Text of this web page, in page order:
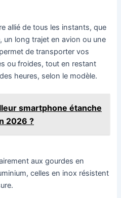
allié de tous les instants, que
un long trajet en avion ou une
de transporter vos
ou froides, tout en restant
heures, selon le modèle.
smartphone étanche
2026 ?
aux gourdes en
celles en inox résistent